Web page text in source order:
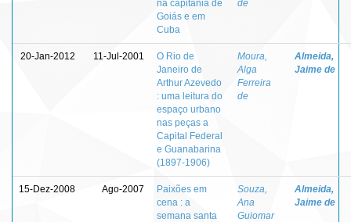
na capitania de
Goiás e em
Cuba
de
20-Jan-2012 11-Jul-2001
O Rio de
Janeiro de
Arthur Azevedo
: uma leitura do
espaço urbano
nas peças a
Capital Federal
e Guanabarina
(1897-1906)
Moura,
Alga
Ferreira
de
Almeida,
Jaime de
15-Dez-2008 Ago-2007
Paixões em
cena : a
semana santa
Souza,
Ana
Guiomar
Almeida,
Jaime de